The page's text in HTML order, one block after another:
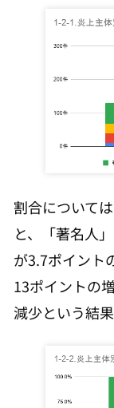
割合について
と、「著名人
が3.7ポイント
13ポイントの
減少という結果